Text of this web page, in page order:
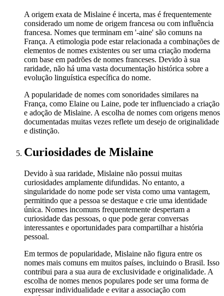
A origem exata de Mislaine é incerta, mas é frequentemente
considerado um nome de origem francesa ou com influência
francesa. Nomes que terminam em '-aine' são comuns na
França. A etimologia pode estar relacionada a combinações de
elementos de nomes existentes ou ser uma criação moderna
com base em padrões de nomes franceses. Devido à sua
raridade, não há uma vasta documentação histórica sobre a
evolução linguística específica do nome.
A popularidade de nomes com sonoridades similares na
França, como Elaine ou Laine, pode ter influenciado a criação
e adoção de Mislaine. A escolha de nomes com origens menos
documentadas muitas vezes reflete um desejo de originalidade
e distinção.
Curiosidades de Mislaine
Devido à sua raridade, Mislaine não possui muitas
curiosidades amplamente difundidas. No entanto, a
singularidade do nome pode ser vista como uma vantagem,
permitindo que a pessoa se destaque e crie uma identidade
única. Nomes incomuns frequentemente despertam a
curiosidade das pessoas, o que pode gerar conversas
interessantes e oportunidades para compartilhar a história
pessoal.
Em termos de popularidade, Mislaine não figura entre os
nomes mais comuns em muitos países, incluindo o Brasil. Isso
contribui para a sua aura de exclusividade e originalidade. A
escolha de nomes menos populares pode ser uma forma de
expressar individualidade e evitar a associação com